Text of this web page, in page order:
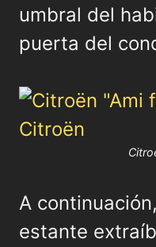
umbral del
puerta del
A
estante